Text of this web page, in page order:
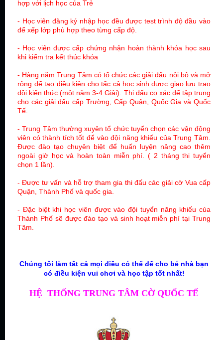
hợp với lịch học của Trẻ
- Học viên đăng ký nhập học đều được test trình độ đầu vào
để xếp lớp phù hợp theo từng cấp độ.
- Học viên được cấp chứng nhận hoàn thành khóa họcsau
khi kiểm tra kết thúc khóa
- Hàng năm Trung Tâm có tổ chức các giải đấu nội bộ và mở
rộng để tạo điều kiện cho tấc cả học sinh được giao lưu trao
dồi kiến thức (một năm 3-4 Giải). Thi đấu cọ xác để tập trung
cho các giải đấu cấp Trường, Cấp Quận, Quốc Gia và Quốc
Tế.
- Trung Tâm thường xuyên tổ chức tuyển chọn các vận động
viên có thành tích tốt để vào đội năng khiếu của Trung Tâm.
Được đào tạo chuyên biệt để huấn luyện nâng cao thêm
ngoài giờ học và hoàn toàn miễn phí. ( 2 tháng thi tuyển
chọn 1 lần).
- Được tư vấn và hỗ trợ tham gia thi đấu các giải cờ Vua cấp
Quận, Thành Phố và quốc gia.
- Đặc biệt khi học viên được vào đội tuyển năng khiếu của
Thành Phố sẽ được đào tạo và sinh hoạt miễn phí tại Trung
Tâm.
Chúng tôi làm tất cả mọi điều có thể để cho bé nhà bạn
có điều kiện vui chơi và học tập tốt nhất!
HỆ THỐNG TRUNG TÂM CỜ QUỐC TẾ